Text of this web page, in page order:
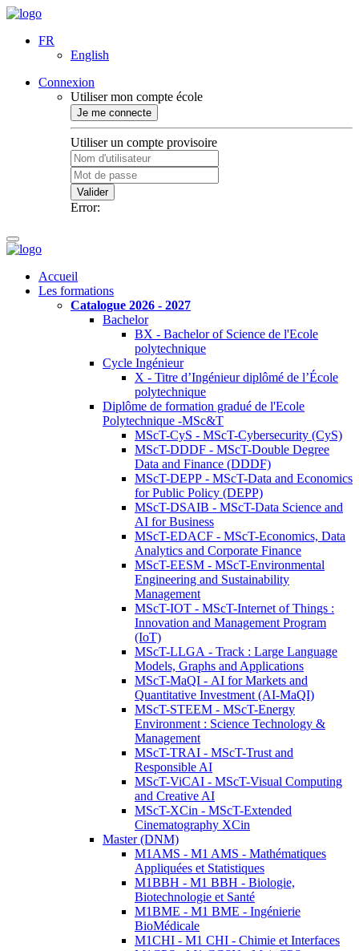
FR
English
Connexion
Utiliser mon compte école
Je me connecte
Utiliser un compte provisoire
Valider
Error:
Accueil
Les formations
Catalogue 2026 - 2027
Bachelor
BX - Bachelor of Science de l'Ecole
polytechnique
Cycle Ingénieur
X - Titre d’Ingénieur diplômé de l’École
polytechnique
Diplôme de formation gradué de l'Ecole
Polytechnique -MSc&T
MScT-CyS - MScT-Cybersecurity (CyS)
MScT-DDDF - MScT-Double Degree
Data and Finance (DDDF)
MScT-DEPP - MScT-Data and Economics
for Public Policy (DEPP)
MScT-DSAIB - MScT-Data Science and
AI for Business
MScT-EDACF - MScT-Economics, Data
Analytics and Corporate Finance
MScT-EESM - MScT-Environmental
Engineering and Sustainability
Management
MScT-IOT - MScT-Internet of Things :
Innovation and Management Program
(IoT)
MScT-LLGA - Track : Large Language
Models, Graphs and Applications
MScT-MaQI - AI for Markets and
Quantitative Investment (AI-MaQI)
MScT-STEEM - MScT-Energy
Environment : Science Technology &
Management
MScT-TRAI - MScT-Trust and
Responsible AI
MScT-ViCAI - MScT-Visual Computing
and Creative AI
MScT-XCin - MScT-Extended
Cinematography XCin
Master (DNM)
M1AMS - M1 AMS - Mathématiques
Appliquées et Statistiques
M1BBH - M1 BBH - Biologie,
Biotechnologie et Santé
M1BME - M1 BME - Ingénierie
BioMédicale
M1CHI - M1 CHI - Chimie et Interfaces